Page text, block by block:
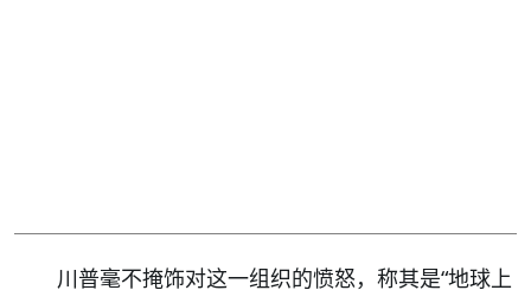
川普毫不掩饰对这一组织的愤怒，称其是“地球上